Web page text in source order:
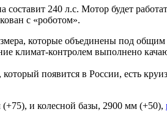
составит 240 л.с. Мотор будет
с «роботом».
которые объединены под
климат-контролем выполнено
появится в России, есть
(+75), и колесной базы, 2900 мм (+50),